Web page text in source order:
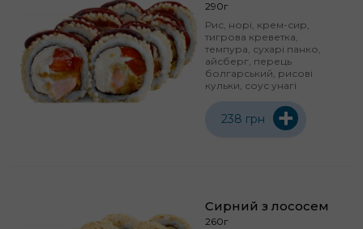
290г
Рис, норі, крем-сир,
тигрова креветка,
темпура, сухарі панко,
айсберг, перець
болгарський, рисові
кульки, соус унагі
238 грн +
Сирний з лососем
260г